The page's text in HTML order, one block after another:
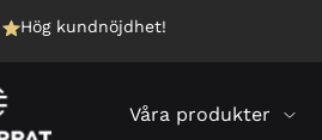
Hög kundnöjdhet!
Våra produkter